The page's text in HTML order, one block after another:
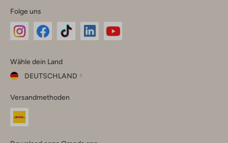
Folge uns
Instagram
Facebook
TikTok
Wähle dein Land
DEUTSCHLAND
dein
Land
Versandmethoden